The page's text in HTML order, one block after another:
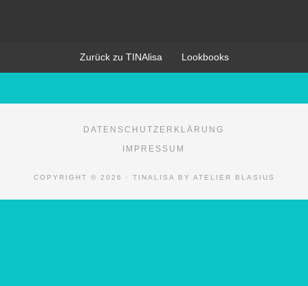
Zurück zu TINAlisa Lookbooks
DATENSCHUTZERKLÄRUNG
IMPRESSUM
COPYRIGHT © 2026 · TINALISA BY ATELIER BLASIUS